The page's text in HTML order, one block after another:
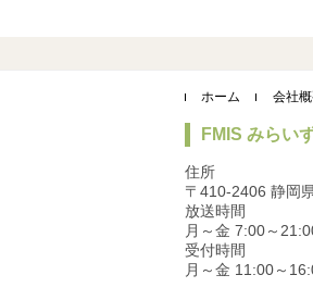
ホーム 会社
FMIS みらい
住所
〒410-2406 静岡
放送時間
月～金 7:00～
受付時間
月～金 11:00～